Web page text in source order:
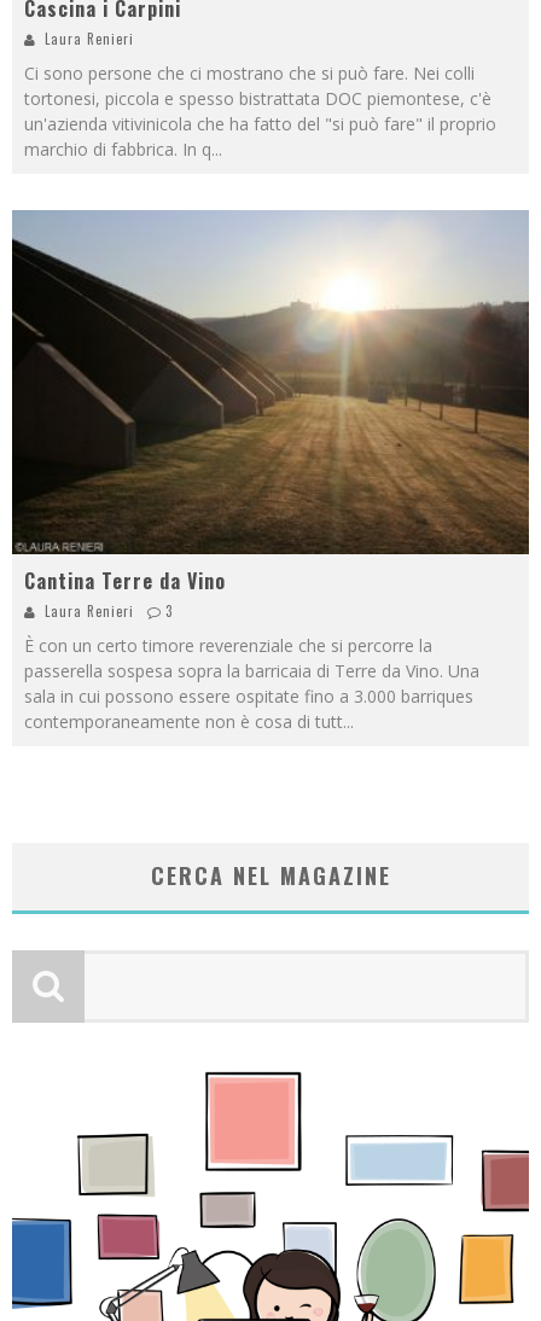
Cascina i Carpini
Laura Renieri
Ci sono persone che ci mostrano che si può fare. Nei colli
tortonesi, piccola e spesso bistrattata DOC piemontese, c'è
un'azienda vitivinicola che ha fatto del "si può fare" il proprio
marchio di fabbrica. In q...
Cantina Terre da Vino
Laura Renieri 3
È con un certo timore reverenziale che si percorre la
passerella sospesa sopra la barricaia di Terre da Vino. Una
sala in cui possono essere ospitate fino a 3.000 barriques
contemporaneamente non è cosa di tutt...
CERCA NEL MAGAZINE